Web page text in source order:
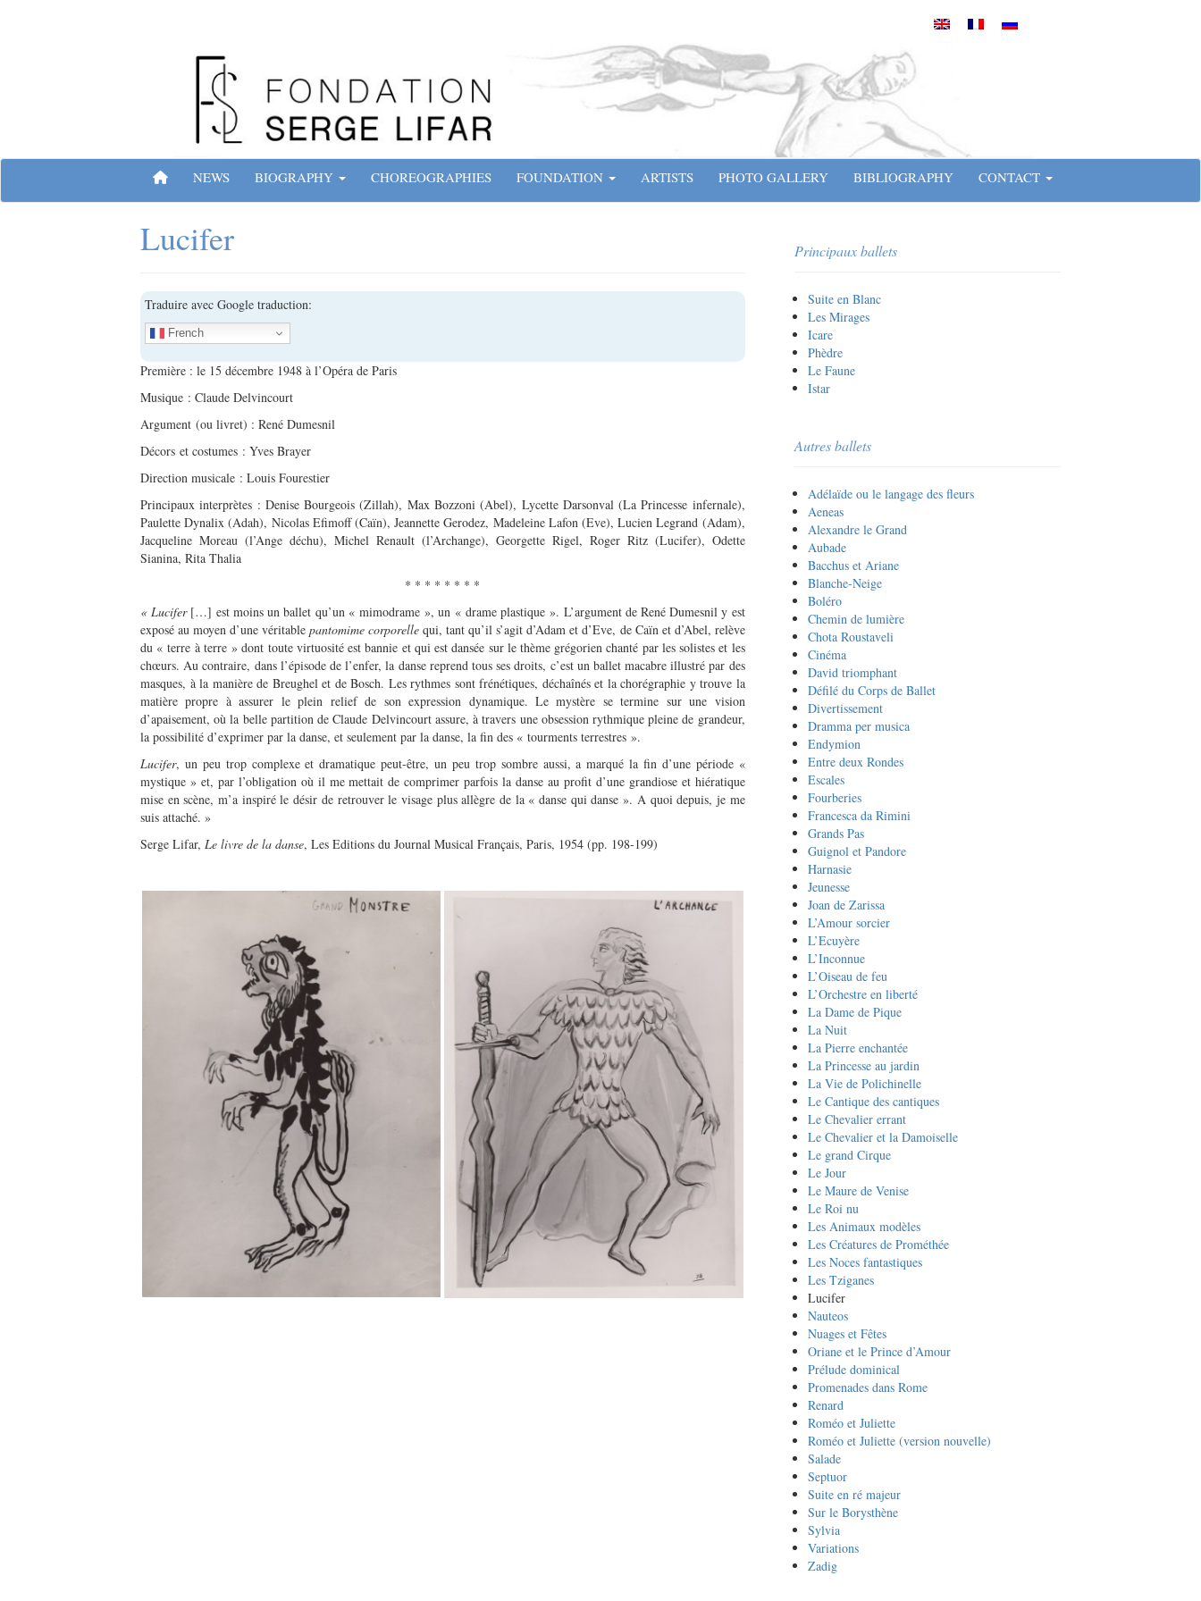
Site officiel de la Fondation Serge Lifar
HOMENEWS BIOGRAPHY CHOREOGRAPHIES FOUNDATION ARTISTS PHOTO GALLERY BIBLIOGRAPHY CONTACT
Lucifer
Traduire avec Google traduction:
French
Première : le 15 décembre 1948 à l’Opéra de Paris
Musique : Claude Delvincourt
Argument (ou livret) : René Dumesnil
Décors et costumes : Yves Brayer
Direction musicale : Louis Fourestier
Principaux interprètes : Denise Bourgeois (Zillah), Max Bozzoni (Abel), Lycette Darsonval (La Princesse infernale),
Paulette Dynalix (Adah), Nicolas Efimoff (Caïn), Jeannette Gerodez, Madeleine Lafon (Eve), Lucien Legrand (Adam),
Jacqueline Moreau (l’Ange déchu), Michel Renault (l’Archange), Georgette Rigel, Roger Ritz (Lucifer), Odette
Sianina, Rita Thalia
* * * * * * * *
« Lucifer[…] est moins un ballet qu’un « mimodrame », un « drame plastique ». L’argument de René Dumesnil y est
exposé au moyen d’une véritablepantomime corporelle qui, tant qu’il s’agit d’Adam et d’Eve, de Caïn et d’Abel, relève
du « terre à terre » dont toute virtuosité est bannie et qui est dansée sur le thème grégorien chanté par les solistes et les
chœurs. Au contraire, dans l’épisode de l’enfer, la danse reprend tous ses droits, c’est un ballet macabre illustré par des
masques, à la manière de Breughel et de Bosch. Les rythmes sont frénétiques, déchaînés et la chorégraphie y trouve la
matière propre à assurer le plein relief de son expression dynamique. Le mystère se termine sur une vision
d’apaisement, où la belle partition de Claude Delvincourt assure, à travers une obsession rythmique pleine de grandeur,
la possibilité d’exprimer par la danse, et seulement par la danse, la fin des « tourments terrestres ».
Lucifer, un peu trop complexe et dramatique peut-être, un peu trop sombre aussi, a marqué la fin d’une période «
mystique » et, par l’obligation où il me mettait de comprimer parfois la danse au profit d’une grandiose et hiératique
mise en scène, m’a inspiré le désir de retrouver le visage plus allègre de la « danse qui danse ». A quoi depuis, je me
suis attaché. »
Serge Lifar, Le livre de la danse, Les Editions du Journal Musical Français, Paris, 1954 (pp. 198-199)
Principaux ballets
Suite en Blanc
Les Mirages
Icare
Phèdre
Le Faune
Istar
Autres ballets
Adélaïde ou le langage des fleurs
Aeneas
Alexandre le Grand
Aubade
Bacchus et Ariane
Blanche-Neige
Boléro
Chemin de lumière
Chota Roustaveli
Cinéma
David triomphant
Défilé du Corps de Ballet
Divertissement
Dramma per musica
Endymion
Entre deux Rondes
Escales
Fourberies
Francesca da Rimini
Grands Pas
Guignol et Pandore
Harnasie
Jeunesse
Joan de Zarissa
L’Amour sorcier
L’Ecuyère
L’Inconnue
L’Oiseau de feu
L’Orchestre en liberté
La Dame de Pique
La Nuit
La Pierre enchantée
La Princesse au jardin
La Vie de Polichinelle
Le Cantique des cantiques
Le Chevalier errant
Le Chevalier et la Damoiselle
Le grand Cirque
Le Jour
Le Maure de Venise
Le Roi nu
Les Animaux modèles
Les Créatures de Prométhée
Les Noces fantastiques
Les Tziganes
Lucifer
Nauteos
Nuages et Fêtes
Oriane et le Prince d’Amour
Prélude dominical
Promenades dans Rome
Renard
Roméo et Juliette
Roméo et Juliette (version nouvelle)
Salade
Septuor
Suite en ré majeur
Sur le Borysthène
Sylvia
Variations
Zadig